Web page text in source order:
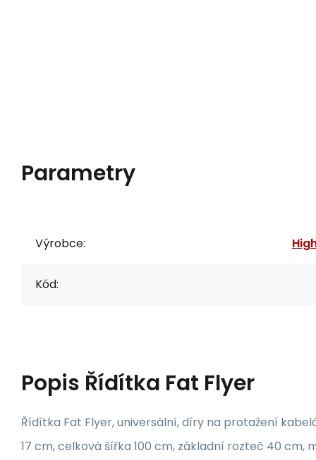
Parametry
Výrobce:
Kód:
Popis Řídítka Fat Flyer
Řídítka Fat Flyer, universální, díry na protažení
17 cm, celková šířka 100 cm, základní rozteč 40 cm,